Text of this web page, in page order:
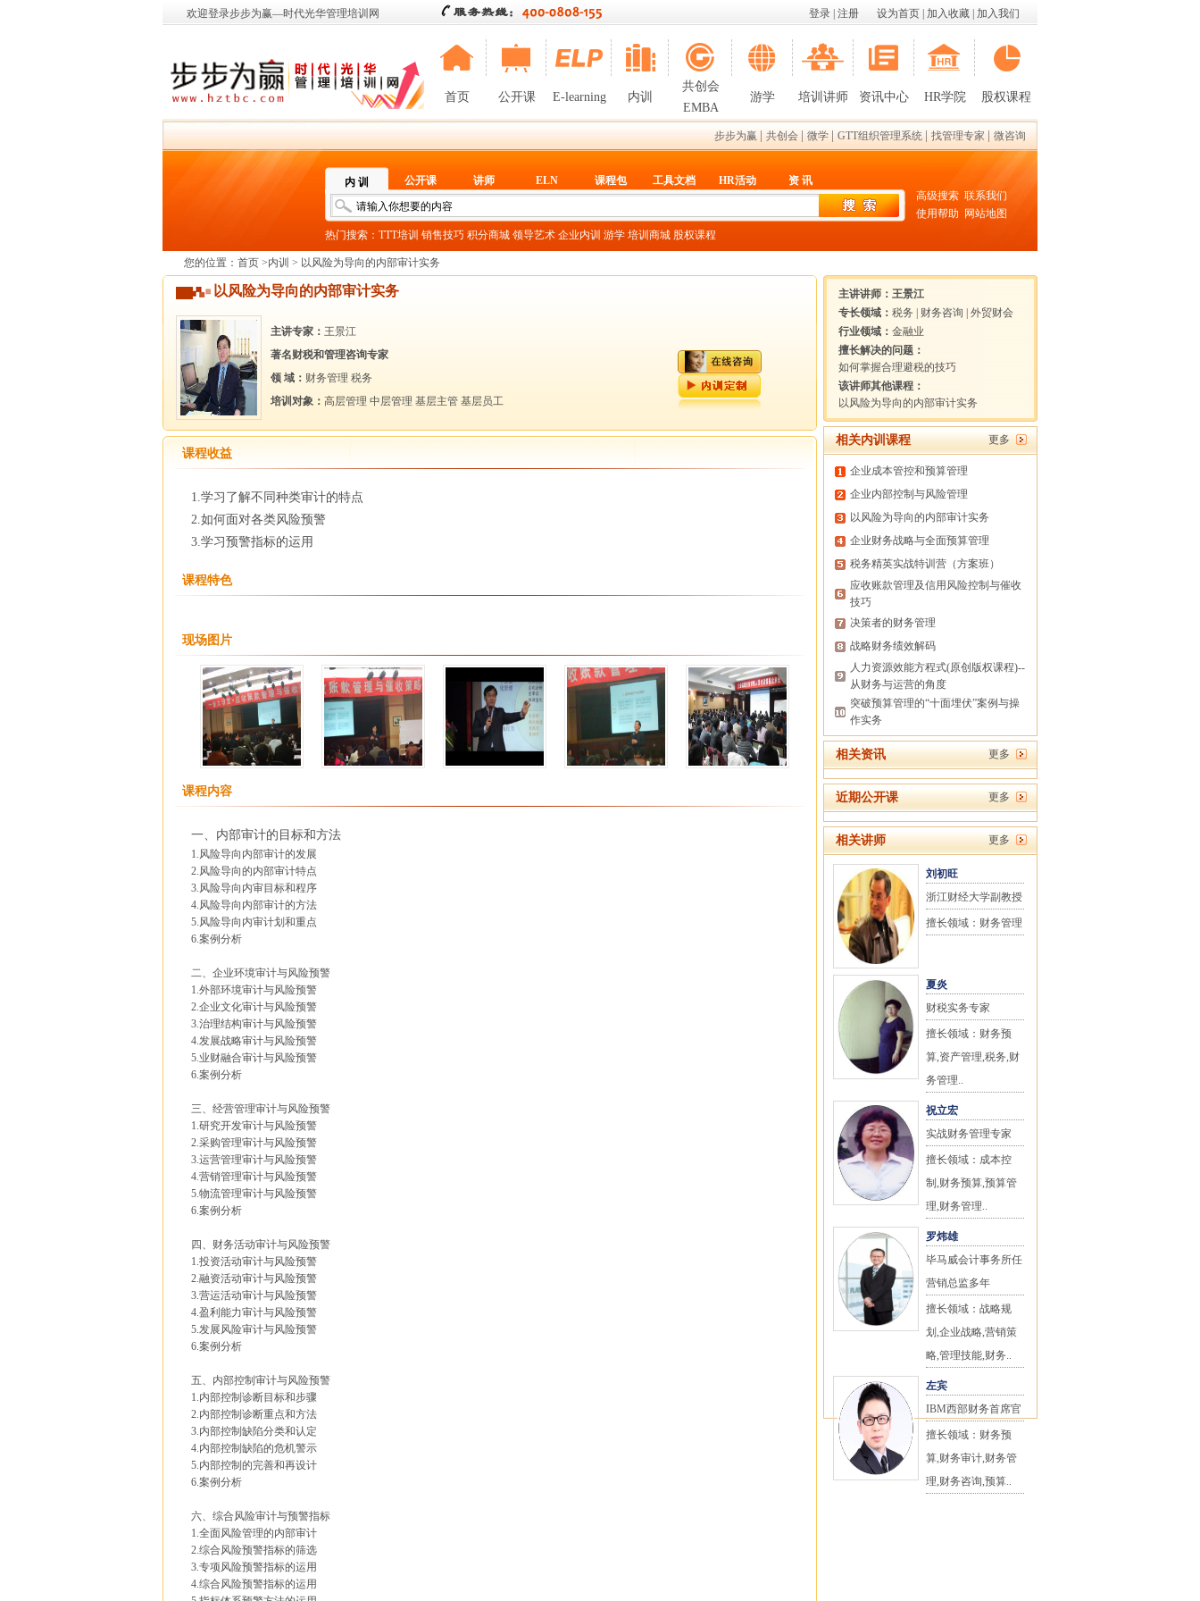
欢迎登录步步为赢—时代光华管理培训网 设为首页 加入收藏 加入我们
登录 注册
首页 公开课 E-learning 内训
共创会
EMBA
游学 培训讲师 资讯中心 HR学院 股权课程
步步为赢 共创会 微学 GTT组织管理系统 找管理专家 微咨询
内 训 公开课 讲师 ELN 课程包 工具文档 HR活动 资 讯
热门搜索： TTT培训 销售技巧 积分商城 领导艺术 企业内训 游学 培训商城 股权课程
高级搜索 联系我们
使用帮助
网站地图
您的位置： 首页 >内训 > 以风险为导向的内部审计实务
以风险为导向的内部审计实务
主讲专家： 王景江
著名财税和管理咨询专家
领 域： 财务管理 税务
培训对象： 高层管理 中层管理 基层主管 基层员工
课程收益
1.学习了解不同种类审计的特点
2.如何面对各类风险预警
3.学习预警指标的运用
课程特色
现场图片
课程内容
一、内部审计的目标和方法
1.风险导向内部审计的发展
2.风险导向的内部审计特点
3.风险导向内审目标和程序
4.风险导向内部审计的方法
5.风险导向内审计划和重点
6.案例分析
二、企业环境审计与风险预警
1.外部环境审计与风险预警
2.企业文化审计与风险预警
3.治理结构审计与风险预警
4.发展战略审计与风险预警
5.业财融合审计与风险预警
6.案例分析
三、经营管理审计与风险预警
1.研究开发审计与风险预警
2.采购管理审计与风险预警
3.运营管理审计与风险预警
4.营销管理审计与风险预警
5.物流管理审计与风险预警
6.案例分析
四、财务活动审计与风险预警
1.投资活动审计与风险预警
2.融资活动审计与风险预警
3.营运活动审计与风险预警
4.盈利能力审计与风险预警
5.发展风险审计与风险预警
6.案例分析
五、内部控制审计与风险预警
1.内部控制诊断目标和步骤
2.内部控制诊断重点和方法
3.内部控制缺陷分类和认定
4.内部控制缺陷的危机警示
5.内部控制的完善和再设计
6.案例分析
六、综合风险审计与预警指标
1.全面风险管理的内部审计
2.综合风险预警指标的筛选
3.专项风险预警指标的运用
4.综合风险预警指标的运用
主讲讲师： 王景江
专长领域： 税务 财务咨询
外贸财会
行业领域： 金融业
擅长解决的问题：
如何掌握合理避税的技巧
该讲师其他课程：
以风险为导向的内部审计实务
相关内训课程 更多
企业成本管控和预算管理
企业内部控制与风险管理
以风险为导向的内部审计实务
企业财务战略与全面预算管理
税务精英实战特训营（方案班）
应收账款管理及信用风险控制与催收
技巧
决策者的财务管理
战略财务绩效解码
人力资源效能方程式(原创版权课程)--
从财务与运营的角度
突破预算管理的“十面埋伏”案例与操
作实务
相关资讯 更多
近期公开课 更多
相关讲师 更多
刘初旺
浙江财经大学副教授
擅长领域：财务管理
夏炎
财税实务专家
擅长领域：财务预
算,资产管理,税务,财
务管理..
祝立宏
实战财务管理专家
擅长领域：成本控
制,财务预算,预算管
理,财务管理..
罗炜雄
毕马威会计事务所任
营销总监多年
擅长领域：战略规
划,企业战略,营销策
略,管理技能,财务..
左宾
IBM西部财务首席官
擅长领域：财务预
算,财务审计,财务管
理,财务咨询,预算..